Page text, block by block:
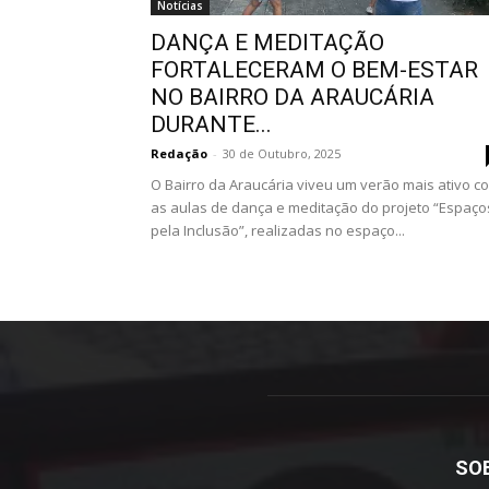
Notícias
DANÇA E MEDITAÇÃO
FORTALECERAM O BEM-ESTAR
NO BAIRRO DA ARAUCÁRIA
DURANTE...
Redação - 30 de Outubro, 2025
O Bairro da Araucária viveu um verão mais ativo
as aulas de dança e meditação do projeto
pela Inclusão”, realizadas no espaço...